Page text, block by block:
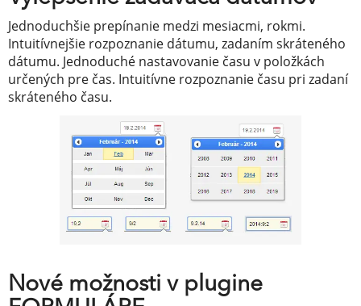
Jednoduchšie prepínanie medzi mesiacmi, rokmi.
Intuitívnejšie rozpoznanie dátumu, zadaním skráteného
dátumu. Jednoduché nastavovanie času v položkách
určených pre čas. Intuitívne rozpoznanie času pri zadaní
skráteného času.
Nové možnosti v plugine